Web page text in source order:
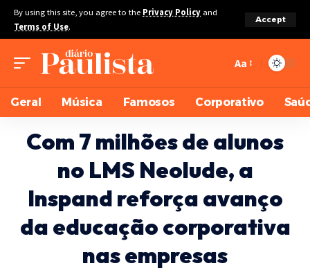
By using this site, you agree to the Privacy Policy and
Terms of Use.
Accept
Aa
Geral Música Famosos Corporativo
Com 7 milhões de alunos
no LMS Neolude, a
Inspand reforça avanço
da educação corporativa
nas empresas